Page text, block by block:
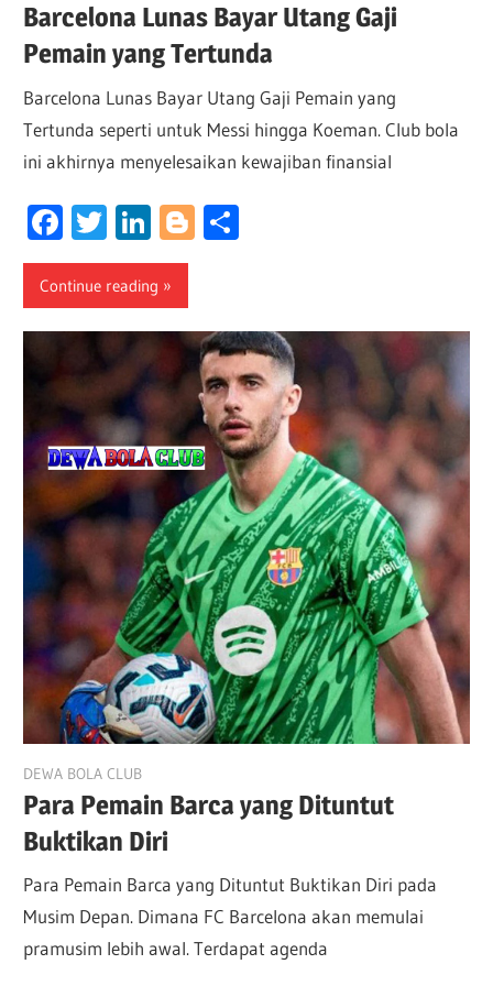
Barcelona Lunas Bayar Utang Gaji
Pemain yang Tertunda
Barcelona Lunas Bayar Utang Gaji Pemain yang
Tertunda seperti untuk Messi hingga Koeman. Club bola
ini akhirnya menyelesaikan kewajiban finansial
Facebook
Twitter
LinkedIn
Blogger
Continue reading
June 28, 2025
DEWA BOLA CLUB
Para Pemain Barca yang Dituntut
Buktikan Diri
Para Pemain Barca yang Dituntut Buktikan Diri pada
Musim Depan. Dimana FC Barcelona akan memulai
pramusim lebih awal. Terdapat agenda